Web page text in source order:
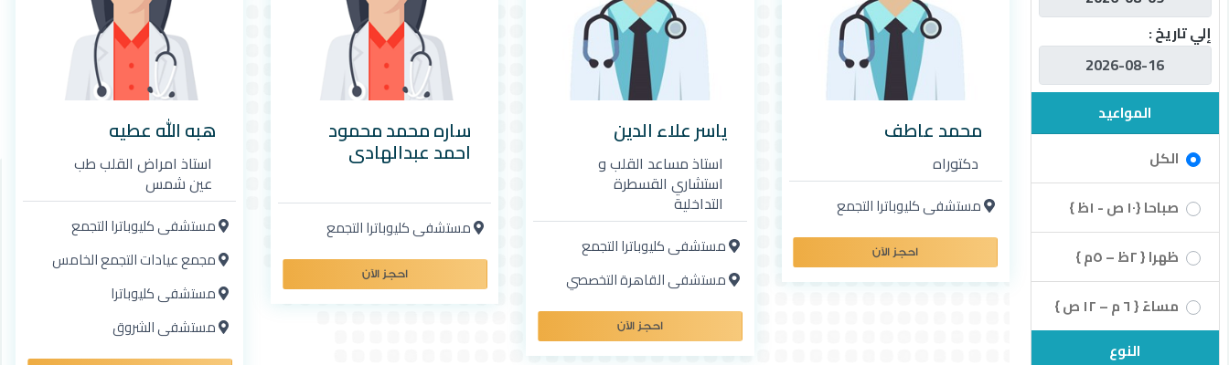
إلي تاريخ :
المواعيد
الكل
صباحا {١٠ ص - ١ظ }
ظهرا { ٢ظ – ٥م }
مساءً { ٦ م – ١٢ ص }
النوع
محمد عاطف
دكتوراه
مستشفى كليوباترا التجمع
احجز الآن
ياسر علاء الدين
استاذ مساعد القلب و
استشاري القسطرة
التداخلية
مستشفى كليوباترا التجمع
مستشفى القاهرة التخصصي
احجز الآن
ساره محمد محمود
احمد عبدالهادى
مستشفى كليوباترا التجمع
احجز الآن
هبه الله عطيه
استاذ امراض القلب طب
عين شمس
مستشفى كليوباترا التجمع
مجمع عيادات التجمع الخامس
مستشفى كليوباترا
مستشفى الشروق